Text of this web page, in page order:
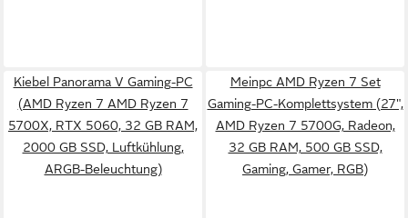
Kiebel Panorama V Gaming-PC
(AMD Ryzen 7 AMD Ryzen 7
5700X, RTX 5060, 32 GB RAM,
2000 GB SSD, Luftkühlung,
ARGB-Beleuchtung)
Meinpc AMD Ryzen 7 Set
Gaming-PC-Komplettsystem (27",
AMD Ryzen 7 5700G, Radeon,
32 GB RAM, 500 GB SSD,
Gaming, Gamer, RGB)